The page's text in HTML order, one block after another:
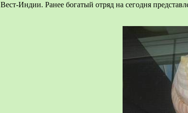
Вест-Индии. Ранее богатый отряд на сегодня